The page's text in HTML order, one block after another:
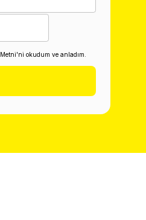
okudum ve anladım.